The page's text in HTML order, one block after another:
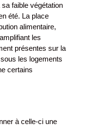
faible végétation
été. La place
alimentaire,
les
présentes sur la
les logements
certains
à celle-ci une